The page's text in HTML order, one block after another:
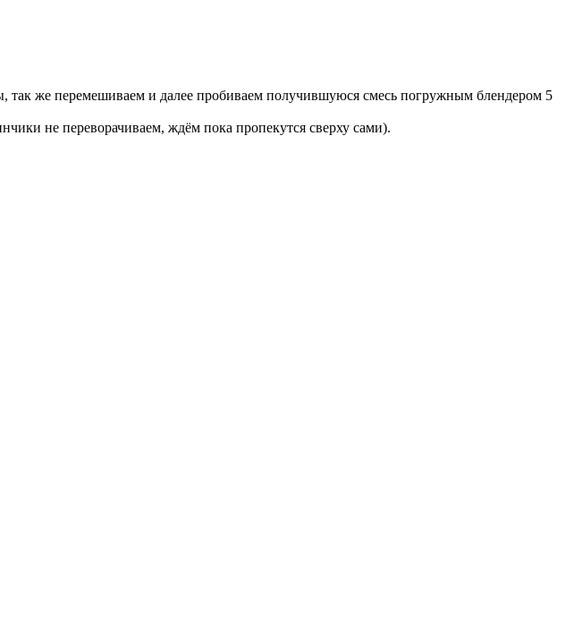
так же перемешиваем и далее пробиваем получившуюся смесь погружным блендером 5
не переворачиваем, ждём пока пропекутся сверху сами).